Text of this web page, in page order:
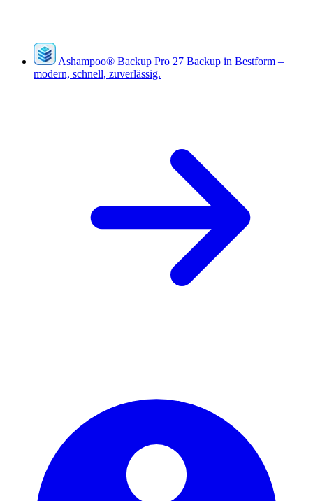
Ashampoo® Backup Pro 27 Backup in Bestform –
modern, schnell, zuverlässig.